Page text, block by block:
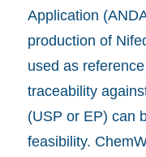
Application
production of
used as
traceability
(USP or EP) can
feasibility.